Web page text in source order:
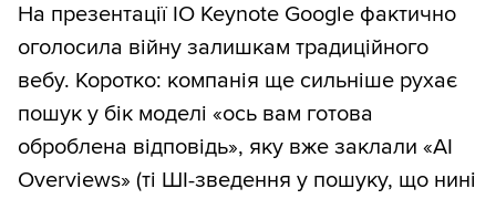
На презентації IO Keynote Google фактично
оголосила війну залишкам традиційного
вебу. Коротко: компанія ще сильніше рухає
пошук у бік моделі «ось вам готова
оброблена відповідь», яку вже заклали «AI
Overviews» (ті ШІ-зведення у пошуку, що нині